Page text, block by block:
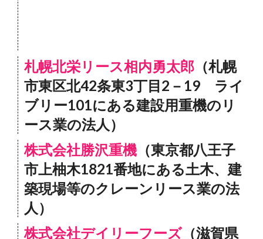
札幌北栄リース相内勇太郎 （札幌
市東区北42条東3丁目2－19 ライ
ブリー101にある建設用重機のリ
ース業の法人）
株式会社勝沢重機 （東京都八王子
市上柚木1821番地にある土木、建
築現場等のクレーンリース業の法
人）
株式会社デイリーフーズ（滋賀県